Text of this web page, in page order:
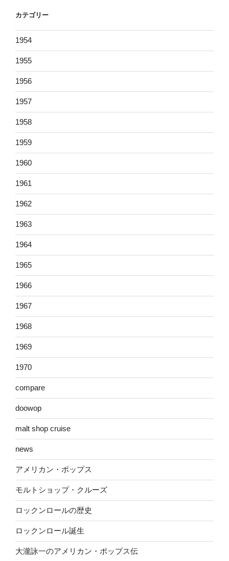
カテゴリー
1954
1955
1956
1957
1958
1959
1960
1961
1962
1963
1964
1965
1966
1967
1968
1969
1970
compare
doowop
malt shop cruise
news
アメリカン・ポップス
モルトショップ・クルーズ
ロックンロールの歴史
ロックンロール誕生
大瀧詠一のアメリカン・ポップス伝